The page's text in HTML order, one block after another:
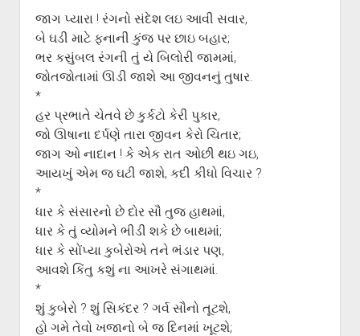
જાગ પ્યારા ! રંગનો સંદેશ લઇ આવી સવાર,
બે ઘડી માટે ફનાની કુંજ પર છાઇ બહાર;
ભર કસુંબલ રંગની તું યે બિલોરી જામમાં,
જોતજોતામાં ઊડી જાશે આ જીવનનું તુષાર.
*
હર પ્રભાતે ચેતવે છે કુર્કટો કેરી પુકાર,
જો ઊષાના દર્પણે તારા જીવન કેરો ચિતાર;
જાગ ઓ નાદાન ! કે એક રાત ઓછી થઇ ગઇ,
આયખું એમ જ ઘટી જાશે, કદી કીધો વિચાર ?
*
ધાર કે સંસારનો છે દોર સૌ તુજ હાથમાં,
ધાર કે તું વ્યોમને ભીડી શકે છે બાથમાં;
ધાર કે સોંપ્યા કુબેરોએ તને ભંડાર પણ,
આવશે કિંતુ કશું ના આખરે સંગાથમાં.
*
શું કુબેરો ? શું સિકંદર ? ગર્વ સૌનો તૂટશે,
હો ગમે તેવો ખજાનો બે જ દિનમાં ખૂટશે;